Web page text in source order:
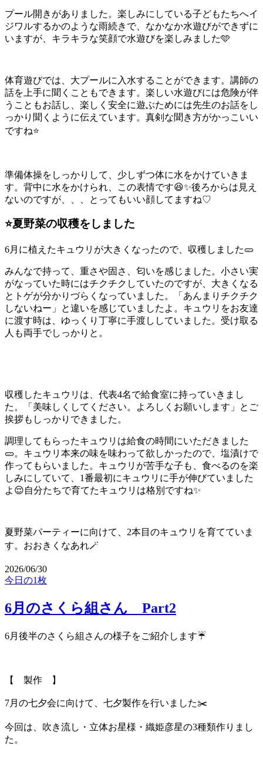
プール開きがありました。楽しみにしている子どもたちへイ
ジワルするかのような雨続きで、なかなか水遊びができずに
いますが、キラキラな笑顔で水遊びを楽しみました🩵
体育遊びでは、大プールに入水することができます。講師の
話を上手に聞くこともできます。楽しい水遊びには危険が伴
うこともお話し、楽しく安全に遊ぶためには先生のお話をし
っかり聞くように伝えています。真剣な聞き方がかっこいい
ですね⭐️
準備体操をしっかりして、少しずつ体に水をかけていきま
す。背中に水をかけられ、この表情です😆✨後ろからは見え
ないのですが、、、とってもいい顔してますね♡
⭐️夏野菜の収穫をしました
6月に植えたキュウリが大きくなったので、収穫しました🥒
みんなで持って、重さや固さ、匂いを感じました。小さい実
がなっていた時にはチクチクしていたのですが、大きくなる
とトゲが分かりづらくなっていました。「あんまりチクチク
しないねー」と違いを感じていましたよ。キュウリをお友達
に渡す時は、ゆっくり丁寧に手渡ししていました。受け取る
人も両手でしっかりと。
収穫したキュウリは、代表4名で給食室に持っていきまし
た。「美味しくしてください。よろしくお願いします」とご
挨拶もしっかりできました。
調理してもらったキュウリは給食の時間にいただきました
🥒。キュウリ本来の味を味わって欲しかったので、塩漬けで
作ってもらいました。キュウリが苦手な子も、食べるのを楽
しみにしていて、1番最初にキュウリに手が伸びていました
よ😌自分たちで育てたキュウリは格別ですね✨
夏野菜パーティーに向けて、2本目のキュウリを育てていま
す。おおきくなあれ🪄
2026/06/30
今日の1枚
6月のさくら組さん Part2
6月後半のさくら組さんの様子をご紹介します☔️
【 製作 】
7月の七夕会に向けて、七夕製作を行いました✂️
今回は、吹き流し・立体お星様・織姫彦星の3種類作りまし
た。